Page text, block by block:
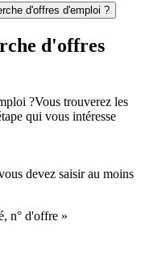
d'offres d'emploi ?
d'offres
?Vous trouverez les
qui vous intéresse
devez saisir au moins
n° d'offre »